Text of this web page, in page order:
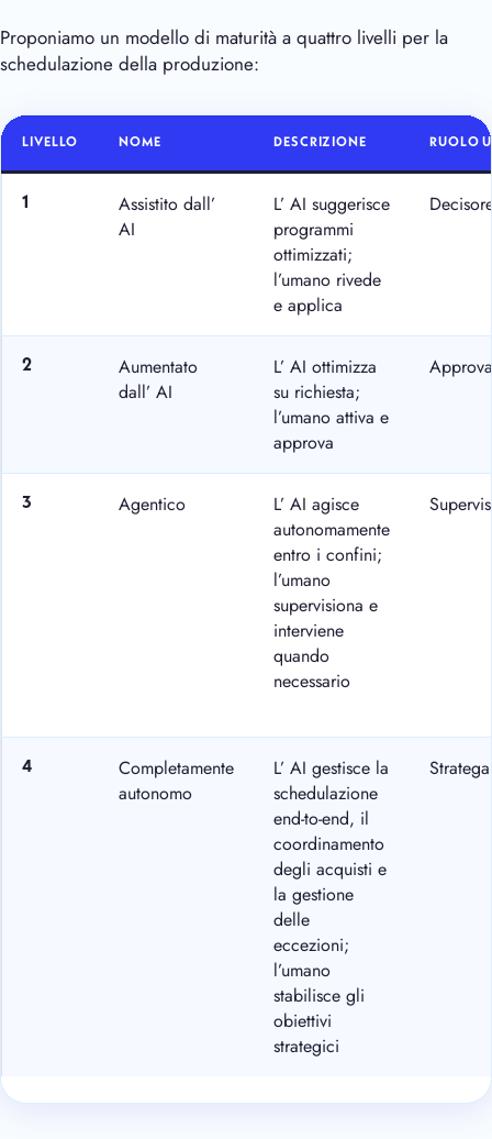
Proponiamo un modello di maturità a quattro livelli per la
schedulazione della produzione:
LIVELLO NOME DESCRIZIONE RUOLO
1
Assistito dall’
AI
L’ AI suggerisce
programmi
ottimizzati;
l’umano rivede
e applica
2
Aumentato
dall’ AI
L’ AI ottimizza
su richiesta;
l’umano attiva e
approva
3 Agentico
L’ AI agisce
autonomamente
entro i confini;
l’umano
supervisiona e
interviene
quando
necessario
4
Completamente
autonomo
L’ AI gestisce la
schedulazione
end-to-end, il
coordinamento
degli acquisti e
la gestione
delle
eccezioni;
l’umano
stabilisce gli
obiettivi
strategici
Stratega